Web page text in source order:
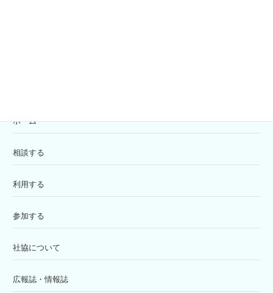
ホーム
相談する
利用する
参加する
社協について
広報誌・情報誌